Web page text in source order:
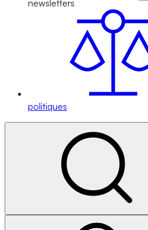
newsletters
politiques